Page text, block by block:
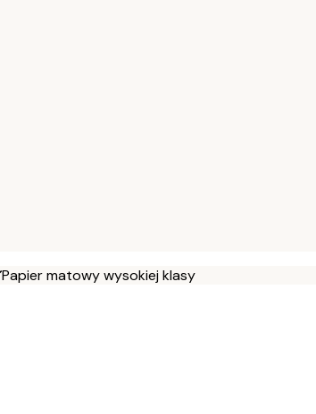
Papier matowy wysokiej klasy